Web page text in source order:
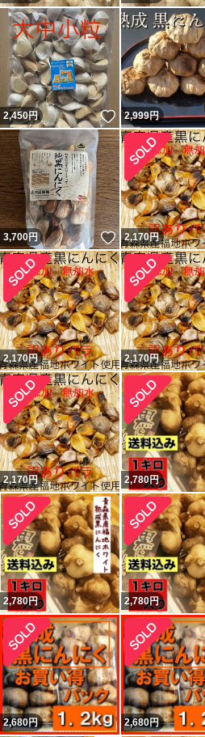
2,450円 いいね！
2,999円
3,700円 いいね！
2,170円
2,170円 2,170円
2,170円 2,780円
2,780円 2,780円
2,680円 2,680円